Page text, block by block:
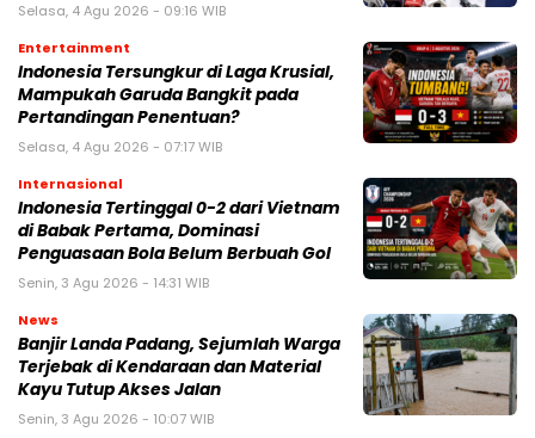
Selasa, 4 Agu 2026 - 09:16 WIB
Entertainment
Indonesia Tersungkur di Laga Krusial,
Mampukah Garuda Bangkit pada
Pertandingan Penentuan?
Selasa, 4 Agu 2026 - 07:17 WIB
Internasional
Indonesia Tertinggal 0-2 dari Vietnam
di Babak Pertama, Dominasi
Penguasaan Bola Belum Berbuah Gol
Senin, 3 Agu 2026 - 14:31 WIB
News
Banjir Landa Padang, Sejumlah Warga
Terjebak di Kendaraan dan Material
Kayu Tutup Akses Jalan
Senin, 3 Agu 2026 - 10:07 WIB